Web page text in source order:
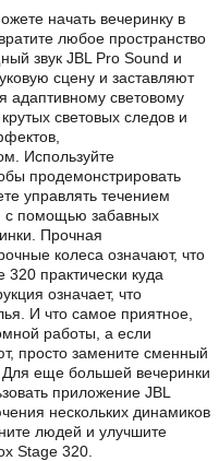
начать вечеринку в
любое пространство
звук JBL Pro Sound и
сцену и заставляют
адаптивному световому
световых следов и
Используйте
продемонстрировать
управлять течением
с помощью забавных
Прочная
колеса означают, что
практически куда
означает, что
И что самое приятное,
работы, а если
просто замените сменный
Для еще большей вечеринки
приложение JBL
нескольких динамиков
людей и улучшите
Stage 320.